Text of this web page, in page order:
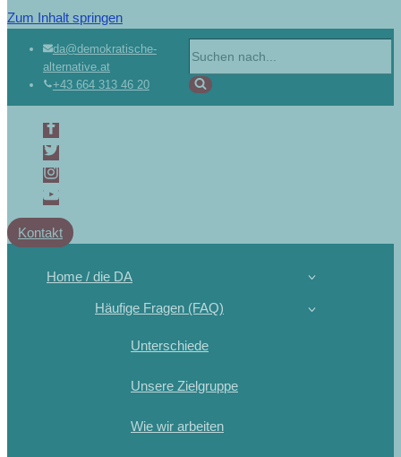
Zum Inhalt springen
da@demokratische-
alternative.at
+43 664 313 46 20
Kontakt
Home / die DA
Häufige Fragen (FAQ)
Unterschiede
Unsere Zielgruppe
Wie wir arbeiten